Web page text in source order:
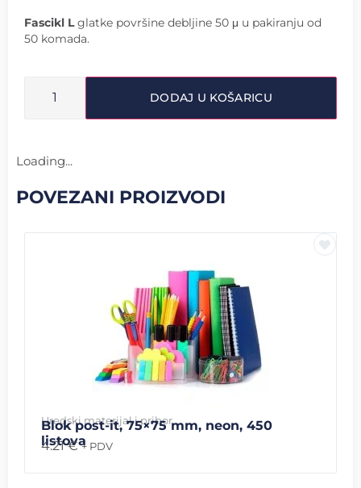
Fascikl Lglatke površine debljine 50 μ u pakiranju od
50 komada.
DODAJ U KOŠARICU
Loading...
POVEZANI PROIZVODI
Uredski materijal i pribor
Blok post-it, 75×75 mm, neon, 450
listova
4.21€ + PDV